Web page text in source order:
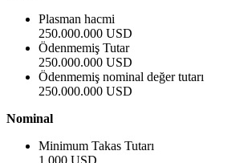
Plasman hacmi
250.000.000 USD
Ödenmemiş Tutar
250.000.000 USD
Ödenmemiş nominal değer tutarı
250.000.000 USD
Nominal
Minimum Takas Tutarı